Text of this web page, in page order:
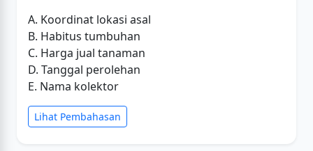
A. Koordinat lokasi asal
B. Habitus tumbuhan
C. Harga jual tanaman
D. Tanggal perolehan
E. Nama kolektor
Lihat Pembahasan